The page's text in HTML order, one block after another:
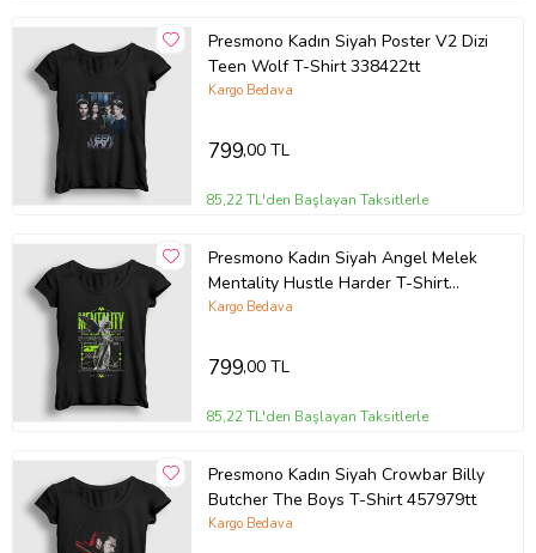
Presmono Kadın Siyah Poster V2 Dizi
Teen Wolf T-Shirt 338422tt
Kargo Bedava
799,00 TL
85,22 TL'den Başlayan Taksitlerle
Presmono Kadın Siyah Angel Melek
Mentality Hustle Harder T-Shirt
441293tt
Kargo Bedava
799,00 TL
85,22 TL'den Başlayan Taksitlerle
Presmono Kadın Siyah Crowbar Billy
Butcher The Boys T-Shirt 457979tt
Kargo Bedava